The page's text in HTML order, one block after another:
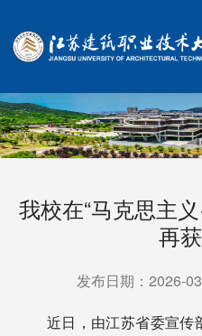
我校在“马克思主
再
发布日期：2026-
近日，由江苏省委宣传